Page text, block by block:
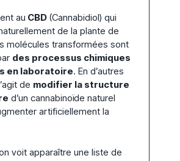
au CBD (Cannabidiol) qui
de la plante de
molécules transformées sont
des processus chimiques
en laboratoire. En d’autres
de modifier la structure
d’un cannabinoïde naturel
artificiellement la
voit apparaître une liste de